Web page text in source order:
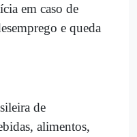
em caso de
e queda
de
alimentos,